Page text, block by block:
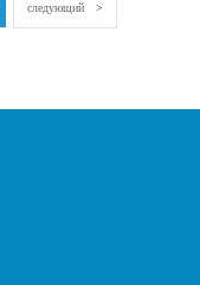
следующий